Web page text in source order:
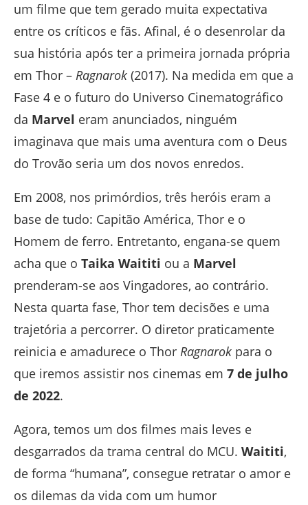
um filme que tem gerado muita expectativa
entre os críticos e fãs. Afinal, é o desenrolar da
sua história após ter a primeira jornada própria
em Thor – Ragnarok (2017). Na medida em que a
Fase 4 e o futuro do Universo Cinematográfico
da Marvel eram anunciados, ninguém
imaginava que mais uma aventura com o Deus
do Trovão seria um dos novos enredos.
Em 2008, nos primórdios, três heróis eram a
base de tudo: Capitão América, Thor e o
Homem de ferro. Entretanto, engana-se quem
acha que o Taika Waititi ou a Marvel
prenderam-se aos Vingadores, ao contrário.
Nesta quarta fase, Thor tem decisões e uma
trajetória a percorrer. O diretor praticamente
reinicia e amadurece o Thor Ragnarok para o
que iremos assistir nos cinemas em 7 de julho
de 2022.
Agora, temos um dos filmes mais leves e
desgarrados da trama central do MCU. Waititi,
de forma “humana”, consegue retratar o amor e
os dilemas da vida com um humor